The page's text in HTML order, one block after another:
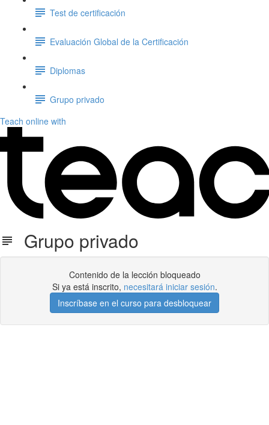
Test de certificación
Evaluación Global de la Certificación
Diplomas
Grupo privado
Teach online with
Grupo privado
Contenido de la lección bloqueado
Si ya está inscrito, necesitará iniciar sesión.
Inscríbase en el curso para desbloquear